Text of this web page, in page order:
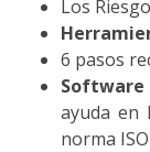
Los
6 pasos
Software
ayuda en
norma